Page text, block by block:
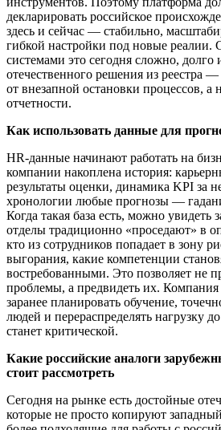
декларировать российское
здесь и сейчас — стабильно,
гибкой настройки под новые реалии.
системами это сегодня сложно,
отечественного решения из реестра —
от внезапной остановки процессов, а
отчетности.
Как использовать данные для
HR-данные начинают работать на
компании накоплена история:
результаты оценки, динамика KPI за
хронологии любые прогнозы —
Когда такая база есть, можно увидеть
отделы традиционно «проседают» в
кто из сотрудников попадает в зону
выгорания, какие компетенции
востребованными. Это позволяет не
проблемы, а предвидеть их. Компания
заранее планировать обучение,
людей и перераспределять нагрузку
станет критической.
Какие российские аналоги
стоит рассмотреть
Сегодня на рынке есть достойные
которые не просто копируют